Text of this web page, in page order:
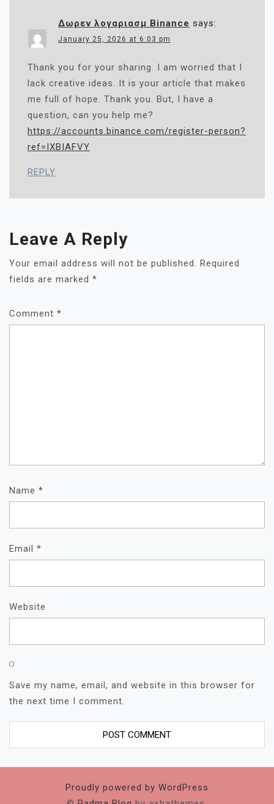
Δωρεν λογαριασμ Binance says:
January 25, 2026 at 6:03 pm
Thank you for your sharing. I am worried that I
lack creative ideas. It is your article that makes
me full of hope. Thank you. But, I have a
question, can you help me?
https://accounts.binance.com/register-person?
ref=IXBIAFVY
REPLY
Leave A Reply
Your email address will not be published. Required
fields are marked *
Comment *
Name *
Email *
Website
Save my name, email, and website in this browser for
the next time I comment.
Proudly powered by WordPress